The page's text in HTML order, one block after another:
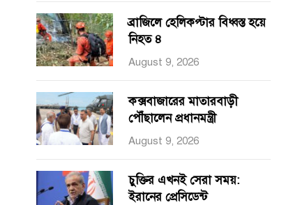
ব্রাজিলে হেলিকপ্টার বিধ্বস্ত হয়ে
নিহত ৪
August 9, 2026
কক্সবাজারের মাতারবাড়ী
পৌঁছালেন প্রধানমন্ত্রী
August 9, 2026
চুক্তির এখনই সেরা সময়:
ইরানের প্রেসিডেন্ট